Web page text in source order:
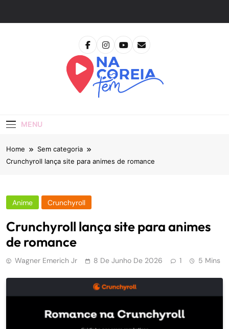
MENU
Home
Sem categoria
Crunchyroll lança site para animes de romance
Anime Crunchyroll
Crunchyroll lança site para animes
de romance
Wagner Emerich Jr 8 De Junho De 2026 1 5 Mins